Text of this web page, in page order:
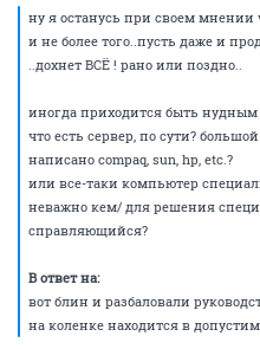
ну я останусь при своем мнении
и не более того..пусть даже и
..дохнет ВСЁ ! рано или поздно..
иногда приходится быть нудным
что есть сервер, по сути?
написано compaq, sun, hp, etc.?
или все-таки компьютер
неважно кем/ для решения
справляющийся?
В ответ на:
вот блин и разбаловали
на коленке находится в